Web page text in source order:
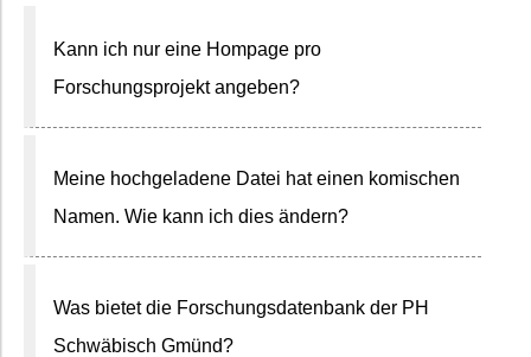
Kann ich nur eine Hompage pro
Forschungsprojekt angeben?
Meine hochgeladene Datei hat einen komischen
Namen. Wie kann ich dies ändern?
Was bietet die Forschungsdatenbank der PH
Schwäbisch Gmünd?